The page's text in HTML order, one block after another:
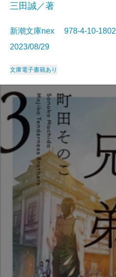
三田誠／著
新潮文庫nex 978-4-10-
2023/08/29
文庫電子書籍あり